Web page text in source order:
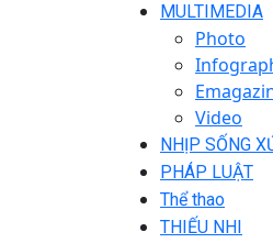
MULTIMEDIA
Photo
Video
NHỊP SỐNG
PHÁP LUẬT
Thể thao
THIẾU NHI